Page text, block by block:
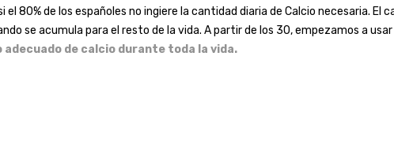
80% de los españoles no ingiere la cantidad diaria de Calcio necesaria. El
se acumula para el resto de la vida. A partir de los 30, empezamos a
de calcio durante toda la vida.